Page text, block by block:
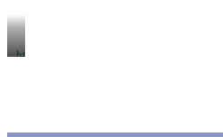
https://xn-